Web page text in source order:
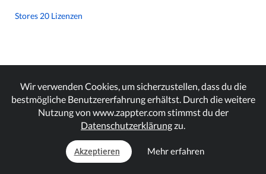
Stores 20 Lizenzen
Wir verwenden Cookies, um sicherzustellen, dass du die
bestmögliche Benutzererfahrung erhältst. Durch die weitere
Nutzung von www.zappter.com stimmst du der
Datenschutzerklärungzu.
Akzeptieren Mehr erfahren